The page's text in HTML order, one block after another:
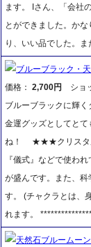
ます。 Iさん、「会
とができました。か
り、いい品でした。ま
ブルーブラック・
価格： 2,700円
ショ
ブルーブラックに輝
金運グッズとしてと
ね！ ★★★クリスタル
『儀式』などで使わ
が盛んです。また、
す。 (チャクラとは、
れます。
天然石ブルームー